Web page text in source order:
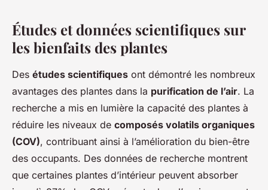
Études et données scientifiques sur
les bienfaits des plantes
Des études scientifiques ont démontré les nombreux
avantages des plantes dans la purification de l’air. La
recherche a mis en lumière la capacité des plantes à
réduire les niveaux de composés volatils organiques
(COV), contribuant ainsi à l’amélioration du bien-être
des occupants. Des données de recherche montrent
que certaines plantes d’intérieur peuvent absorber